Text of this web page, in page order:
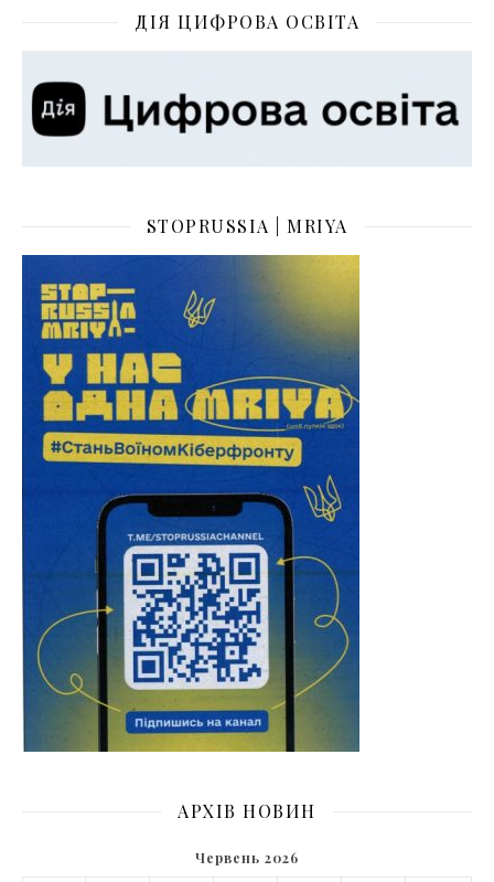
ДІЯ ЦИФРОВА ОСВІТА
STOPRUSSIA | MRIYA
АРХІВ НОВИН
Червень 2026